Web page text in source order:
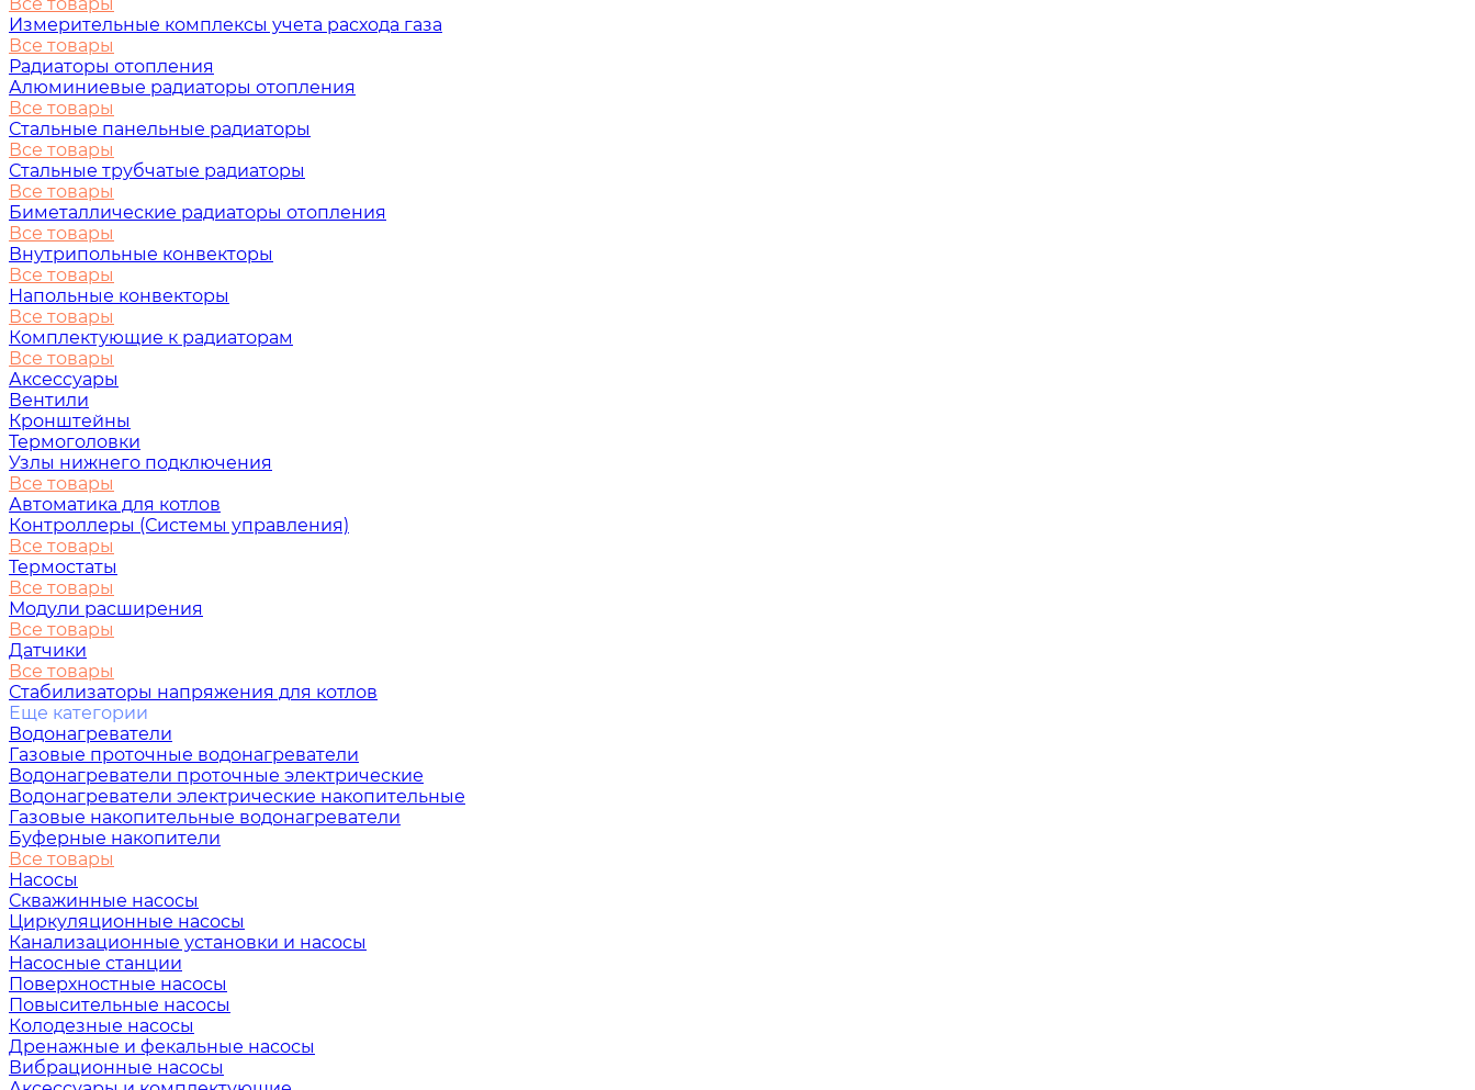
Измерительные комплексы учета расхода газа
Все товары
Радиаторы отопления
Алюминиевые радиаторы отопления
Все товары
Стальные панельные радиаторы
Все товары
Стальные трубчатые радиаторы
Все товары
Биметаллические радиаторы отопления
Все товары
Внутрипольные конвекторы
Все товары
Напольные конвекторы
Все товары
Комплектующие к радиаторам
Все товары
Аксессуары
Вентили
Кронштейны
Термоголовки
Узлы нижнего подключения
Все товары
Автоматика для котлов
Контроллеры (Системы управления)
Все товары
Термостаты
Все товары
Модули расширения
Все товары
Датчики
Все товары
Стабилизаторы напряжения для котлов
Еще категории
Водонагреватели
Газовые проточные водонагреватели
Водонагреватели проточные электрические
Водонагреватели электрические накопительные
Газовые накопительные водонагреватели
Буферные накопители
Все товары
Насосы
Скважинные насосы
Циркуляционные насосы
Канализационные установки и насосы
Насосные станции
Поверхностные насосы
Повысительные насосы
Колодезные насосы
Дренажные и фекальные насосы
Вибрационные насосы